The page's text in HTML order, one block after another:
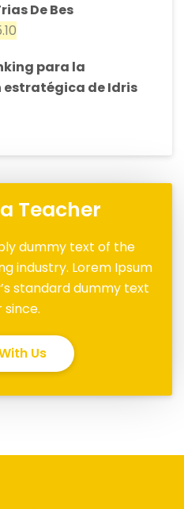
De Bes
para la
estratégica de Idris
Teacher
dummy text of the
industry. Lorem Ipsum
standard dummy text
since.
Us